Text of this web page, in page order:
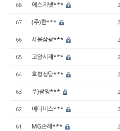
68 에스지넷***
67 (주)한***
66 서울삼광***
65 고양시재***
64 호평성당***
63 주)광영***
62 메디피스***
61 MG손해***